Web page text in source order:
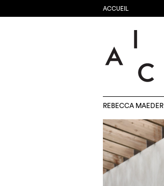
ACCUEIL
REBECCA MAEDER